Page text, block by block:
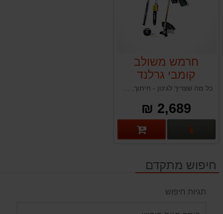
חרמש משולב
קומבי גרלנד
Garland BEST
710 DPG
2,689 ₪
פרטים נוספים
חיפוש מתקדם
תגיות חיפוש